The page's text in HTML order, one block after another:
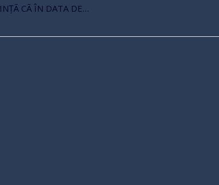
CÃ ÎN DATA DE…